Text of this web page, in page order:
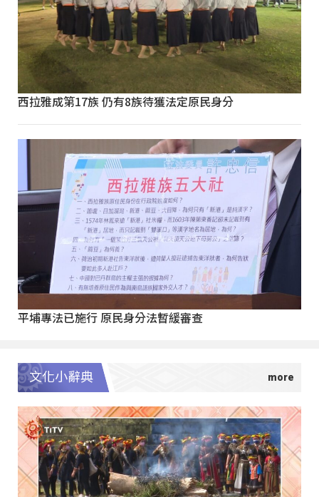
西拉雅成第17族 仍有8族待獲法定原民身分
平埔專法已施行 原民身分法暫緩審查
文化小辭典